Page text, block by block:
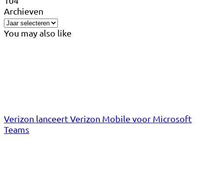
Archieven
You may also like
Verizon lanceert Verizon Mobile voor Microsoft
Teams